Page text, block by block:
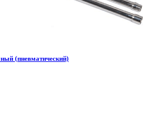
(пневматический)